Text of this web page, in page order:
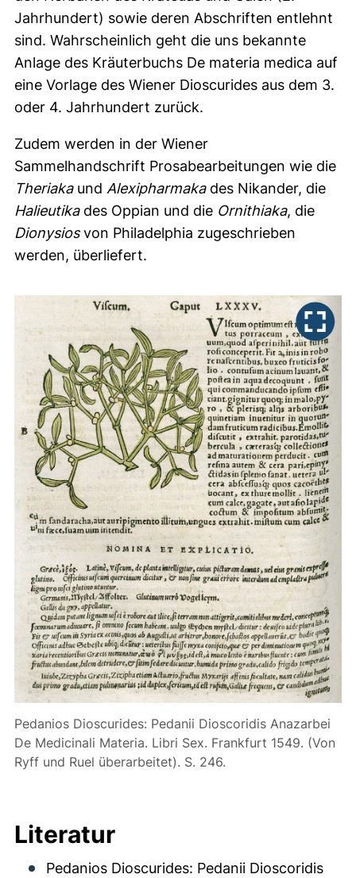
Jahrhundert) sowie deren Abschriften entlehnt
sind. Wahrscheinlich geht die uns bekannte
Anlage des Kräuterbuchs De materia medica auf
eine Vorlage des Wiener Dioscurides aus dem 3.
oder 4. Jahrhundert zurück.
Zudem werden in der Wiener
Sammelhandschrift Prosabearbeitungen wie die
Theriakaund Alexipharmakades Nikander, die
Halieutikades Oppian und die Ornithiaka, die
Dionysiosvon Philadelphia zugeschrieben
werden, überliefert.
Pedanios Dioscurides: Pedanii Dioscoridis Anazarbei
De Medicinali Materia. Libri Sex. Frankfurt 1549. (Von
Ryff und Ruel überarbeitet). S. 246.
Literatur
Pedanios Dioscurides: Pedanii Dioscoridis